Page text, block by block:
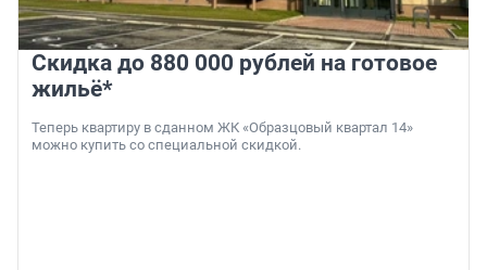
Скидка до 880 000 рублей на готовое
жильё*
Теперь квартиру в сданном ЖК «Образцовый квартал 14»
можно купить со специальной скидкой.